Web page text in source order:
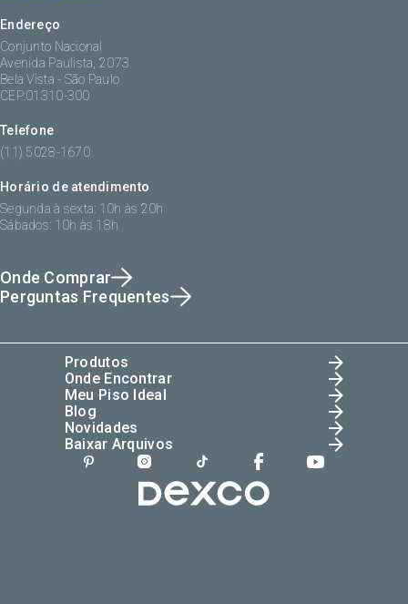
Endereço
Conjunto Nacional
Avenida Paulista, 2073
Bela Vista - São Paulo
CEP:01310-300
Telefone
(11) 5028-1670
Horário de atendimento
Segunda à sexta: 10h às 20h
Sábados: 10h às 18h
Onde Comprar
Perguntas Frequentes
Produtos
Onde Encontrar
Meu Piso Ideal
Blog
Novidades
Baixar Arquivos